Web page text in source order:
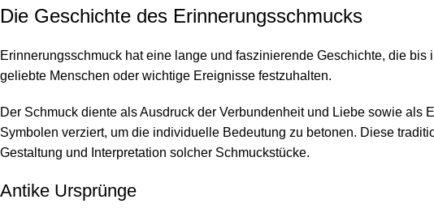
Die Geschichte des Erinnerungsschmucks
Erinnerungsschmuck hat eine lange und faszinierende Geschichte, die
geliebte Menschen oder wichtige Ereignisse festzuhalten.
Der Schmuck diente als Ausdruck der Verbundenheit und Liebe sowie
Symbolen verziert, um die individuelle Bedeutung zu betonen. Diese
Gestaltung und Interpretation solcher Schmuckstücke.
Antike Ursprünge